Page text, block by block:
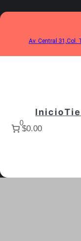
al
Av. Central 31,Col.
Inicio
0
$0.00